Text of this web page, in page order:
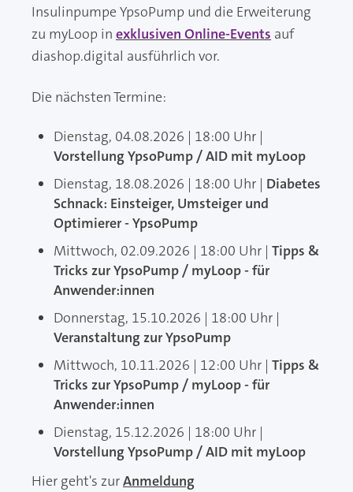
Insulinpumpe YpsoPump und die Erweiterung
zu myLoop in exklusiven Online-Events auf
diashop.digital ausführlich vor.
Die nächsten Termine:
Dienstag, 04.08.2026 | 18:00 Uhr |
Vorstellung YpsoPump / AID mit myLoop
Dienstag, 18.08.2026 | 18:00 Uhr | Diabetes
Schnack: Einsteiger, Umsteiger und
Optimierer - YpsoPump
Mittwoch, 02.09.2026 | 18:00 Uhr | Tipps &
Tricks zur YpsoPump / myLoop - für
Anwender:innen
Donnerstag, 15.10.2026 | 18:00 Uhr |
Veranstaltung zur YpsoPump
Mittwoch, 10.11.2026 | 12:00 Uhr | Tipps &
Tricks zur YpsoPump / myLoop - für
Anwender:innen
Dienstag, 15.12.2026 | 18:00 Uhr |
Vorstellung YpsoPump / AID mit myLoop
Hier geht's zurAnmeldung